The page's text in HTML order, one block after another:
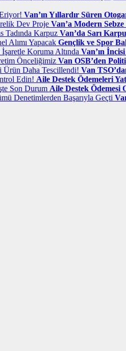
Van’ın Yıllardır Süren
Van’a Modern
Van’da Sarı
Gençlik ve Spor
Van’ın
Van OSB’den
Van
Aile Destek Ödemeleri
Aile Destek Ödemesi